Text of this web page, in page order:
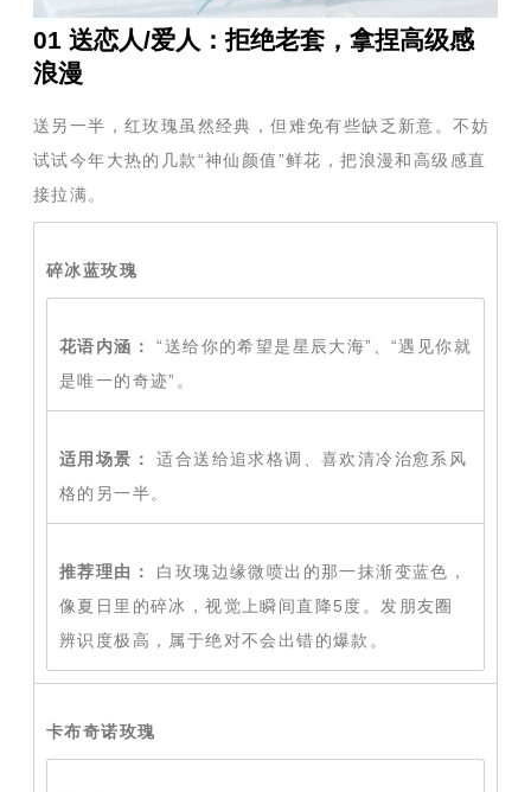
01 送恋人/爱人：拒绝老套，拿捏高级感
浪漫
送另一半，红玫瑰虽然经典，但难免有些缺乏新意。不妨
试试今年大热的几款“神仙颜值”鲜花，把浪漫和高级感直
接拉满。
碎冰蓝玫瑰
花语内涵：
“送给你的希望是星辰大海”、“遇见你就
是唯一的奇迹”。
适用场景：
适合送给追求格调、喜欢清冷治愈系风
格的另一半。
推荐理由：
白玫瑰边缘微喷出的那一抹渐变蓝色，
像夏日里的碎冰，视觉上瞬间直降5度。发朋友圈
辨识度极高，属于绝对不会出错的爆款。
卡布奇诺玫瑰